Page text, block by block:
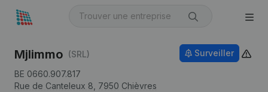
Mjlimmo (SRL)
BE 0660.907.817
Rue de Canteleux 8, 7950 Chièvres
Surveiller